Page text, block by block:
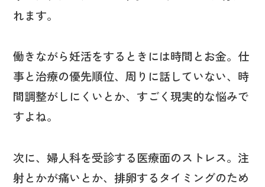
れます。
働きながら妊活をするときには時間とお金。仕
事と治療の優先順位、周りに話していない、時
間調整がしにくいとか、すごく現実的な悩みで
すよね。
次に、婦人科を受診する医療面のストレス。注
射とかが痛いとか、排卵するタイミングのため